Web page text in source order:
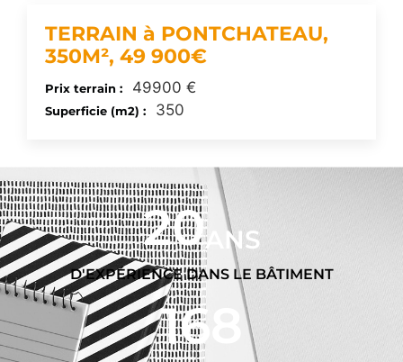
TERRAIN à PONTCHATEAU,
350M², 49 900€
Prix terrain : 49900 €
Superficie (m2) : 350
D'EXPÉRIENCE DANS LE BÂTIMENT
20ANS
168